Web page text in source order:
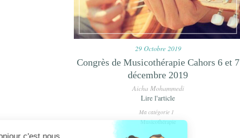
29 Octobre 2019
Congrès de Musicothérapie Cahors 6 et 7
décembre 2019
Aicha Mohammedi
Lire l'article
Ma catégorie 1
Musicothérapie